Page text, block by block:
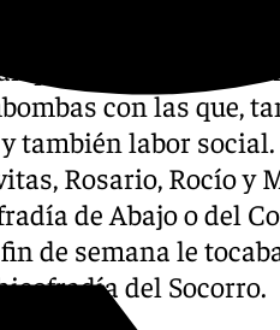
preparando la
con las que,
también labor
Rosario, Rocío y
de Abajo o del
de semana le
del Socorro.